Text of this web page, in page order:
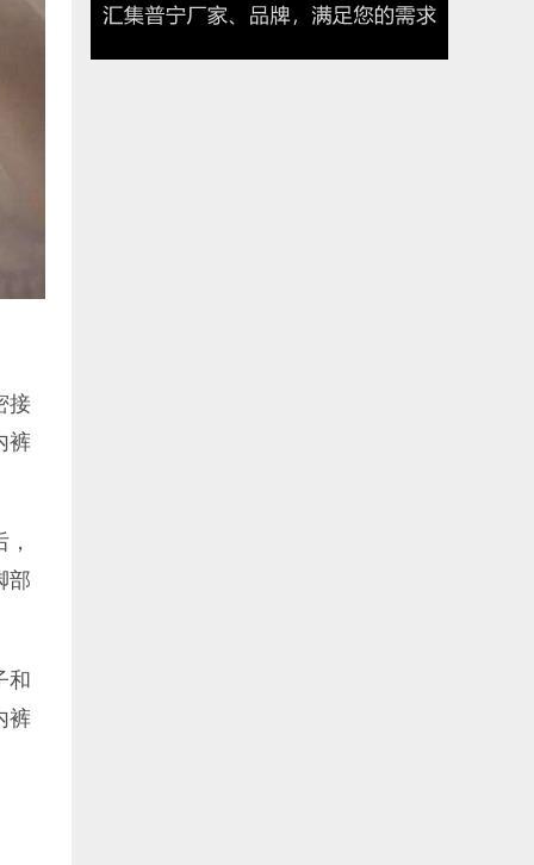
接
裤
部
和
裤